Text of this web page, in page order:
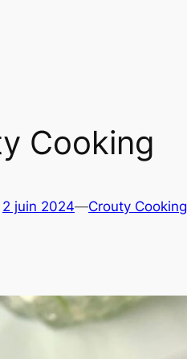
Cooking
2 juin 2024—Crouty Cooking